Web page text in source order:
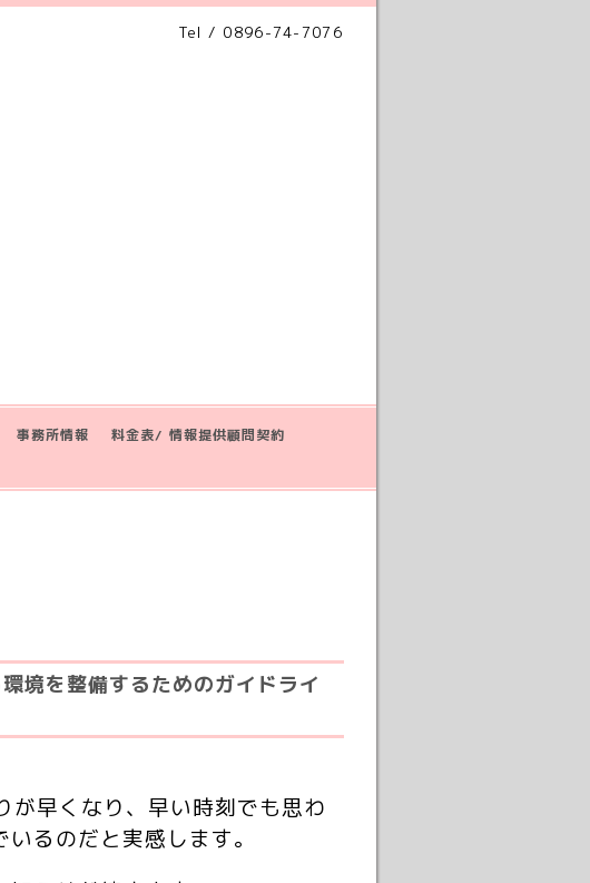
Tel / 0896-74-7076
事務所情報
料金表/ 情報提供顧問契約
境を整備するためのガイドライ
早くなり、早い時刻でも思わ
るのだと実感します。